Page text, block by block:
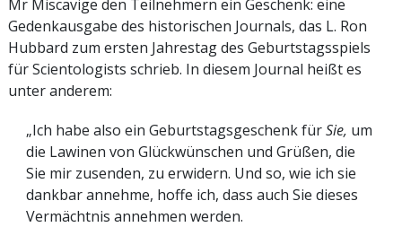
Mr Miscavige den Teilnehmern ein Geschenk: eine
Gedenkausgabe des historischen Journals, das L. Ron
Hubbard zum ersten Jahrestag des Geburtstagsspiels
für Scientologists schrieb. In diesem Journal heißt es
unter anderem:
„Ich habe also ein Geburtstagsgeschenk fürSie, um
die Lawinen von Glückwünschen und Grüßen, die
Sie mir zusenden, zu erwidern. Und so, wie ich sie
dankbar annehme, hoffe ich, dass auch Sie dieses
Vermächtnis annehmen werden.